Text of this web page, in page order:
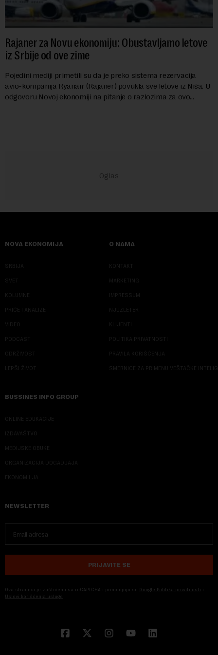
Rajaner za Novu ekonomiju: Obustavljamo letove
iz Srbije od ove zime
Pojedini mediji primetili su da je preko sistema rezervacija
avio-kompanija Ryanair (Rajaner) povukla sve letove iz Niša. U
odgovoru Novoj ekonomiji na pitanje o razlozima za ovo
NOVA EKONOMIJA
SRBIJA
SVET
KOLUMNE
PRIČE I ANALIZE
VIDEO
PODCAST
ODRŽIVOST
LEPŠI ŽIVOT
O NAMA
KONTAKT
MARKETING
IMPRESSUM
NJUZLETER
KLIJENTI
POLITIKA PRIVATNOSTI
PRAVILA KORIŠĆENJA
SMERNICE ZA PRIMENU VEŠTAČKE
BUSSINES INFO GROUP
ONLINE EDUKACIJE
IZDAVAŠTVO
MEDIJSKE OBUKE
ORGANIZACIJA DOGADJAJA
EKONOM I JA
NEWSLETTER
PRIJAVITE SE
Ova stranica je zaštićena sa reCAPTCHA i primenjuju se Google Politika privatnosti i
Uslovi korišćenja usluge